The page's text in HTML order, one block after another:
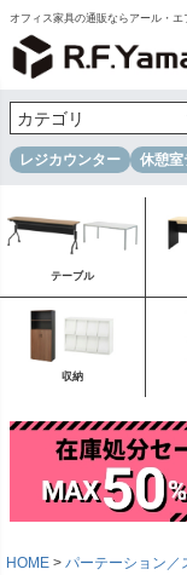
オフィス家具の通販ならアール・エ
レジカウンター 休憩室
テーブル
収納
HOME
パーテーション／